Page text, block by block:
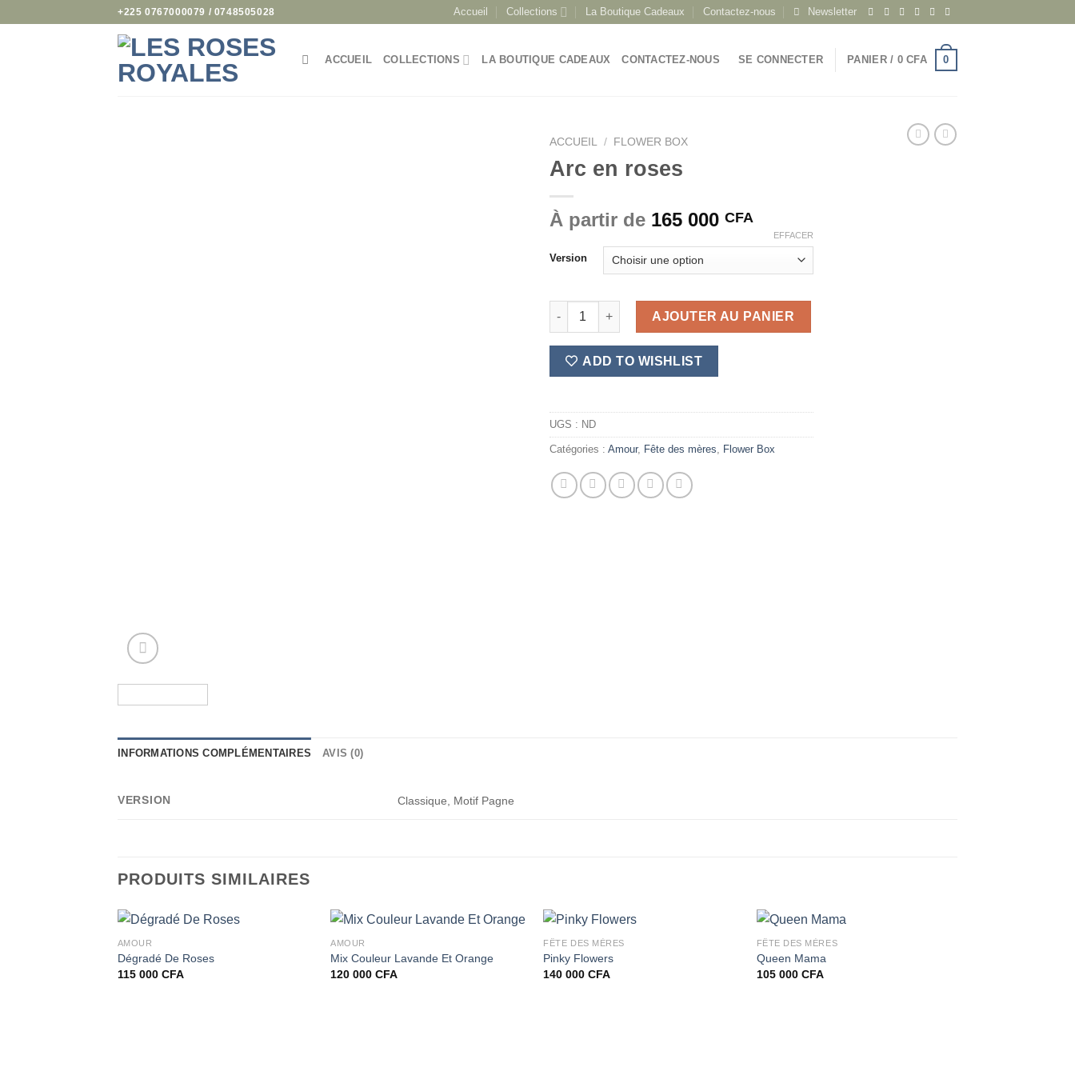
+225 0767000079 / 0748505028 Accueil Collections La Boutique Cadeaux Contactez-nous Newsletter
ACCUEIL COLLECTIONS LA BOUTIQUE CADEAUX CONTACTEZ-NOUS SE CONNECTER PANIER / 0CFA 0
ACCUEIL / FLOWER BOX
Arc en roses
À partir de 165 000 CFA
Version
EFFACER
quantité de Arc en roses
AJOUTER AU PANIER
ADD TO WISHLIST
UGS : ND
Catégories : Amour, Fête des mères, Flower Box
INFORMATIONS COMPLÉMENTAIRES AVIS (0)
VERSION Classique, Motif Pagne
PRODUITS SIMILAIRES
AMOUR
Dégradé De Roses
115 000 CFA
AMOUR
Mix Couleur Lavande Et Orange
120 000CFA
FÊTE DES MÈRES
Pinky Flowers
140 000CFA
FÊTE DES MÈRES
Queen Mama
105 000 CFA